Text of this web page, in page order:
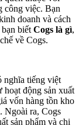
công việc. Bạn
doanh và cách
biết Cogs là gì,
về Cogs.
nghĩa tiếng việt
hoạt động sản xuất
vốn hàng tồn kho
Ngoài ra, Cogs
sản phẩm và chi